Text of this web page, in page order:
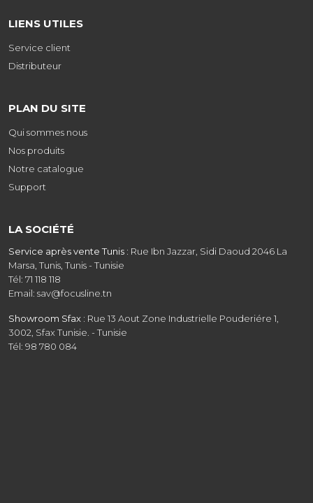
LIENS UTILES
Service client
Distributeur
PLAN DU SITE
Qui sommes nous
Nos produits
Notre catalogue
Support
LA SOCIÉTÉ
Service après vente Tunis : Rue Ibn Jazzar, Sidi Daoud 2046 La
Marsa, Tunis, Tunis - Tunisie
Tél: 71 118 118
Email: sav@focusline.tn
Showroom Sfax : Rue 13 Aout Zone Industrielle Pouderiére 1,
3002, Sfax Tunisie. - Tunisie
Tél: 98 780 084